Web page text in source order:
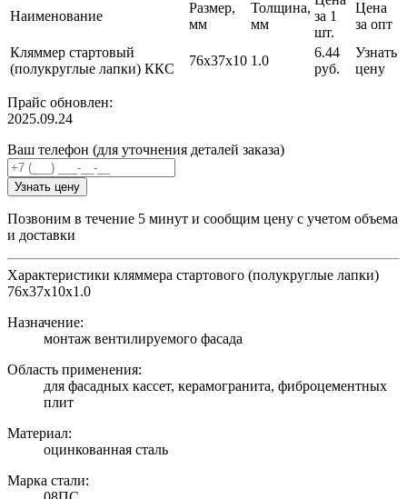
Наименование
Размер,
мм
Толщина,
мм
за 1
шт.
Цена
за опт
Кляммер стартовый
(полукруглые лапки) ККС
76х37х10 1.0
6.44
руб.
Узнать
цену
Прайс обновлен:
2025.09.24
Ваш телефон (для уточнения деталей заказа)
Узнать цену
Позвоним в течение 5 минут и сообщим цену с учетом объема
и доставки
Характеристики кляммера стартового (полукруглые лапки)
76х37х10x1.0
Назначение:
монтаж вентилируемого фасада
Область применения:
для фасадных кассет, керамогранита, фиброцементных
плит
Материал:
оцинкованная сталь
Марка стали: